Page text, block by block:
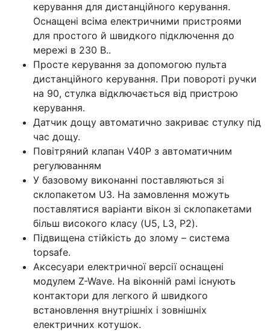
керування для дистанційного керування.
Оснащені всіма електричними пристроями
для простого й швидкого підключення до
мережі в 230 В..
Просте керування за допомогою пульта
дистанційного керування. При повороті ручки
на 90, стулка відключається від пристрою
керування.
Датчик дощу автоматично закриває стулку під
час дощу.
Повітряний клапан V40P з автоматичним
регулюванням
У базовому виконанні поставляються зі
склопакетом U3. На замовлення можуть
поставлятися варіанти вікон зі склопакетами
більш високого класу (U5, L3, P2).
Підвищена стійкість до злому – система
topsafe.
Аксесуари електричної версії оснащені
модулем Z-Wave. На віконній рамі існують
контактори для легкого й швидкого
встановлення внутрішніх і зовнішніх
електричних котушок.